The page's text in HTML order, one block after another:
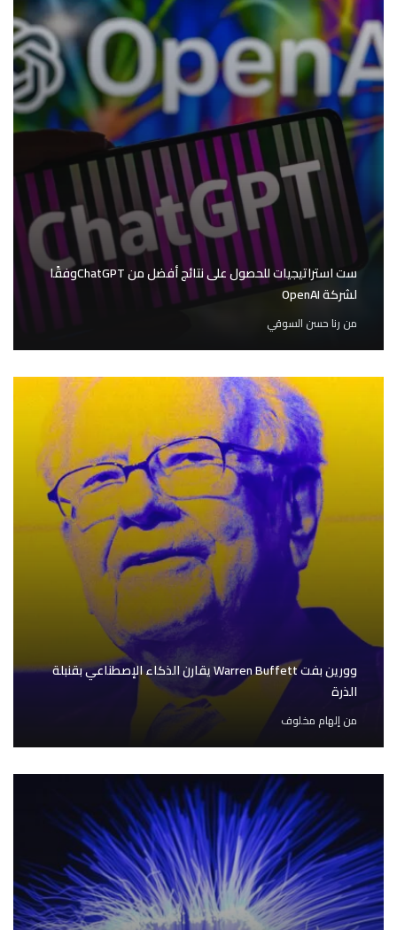
ست استراتيجيات للحصول على نتائج أفضل من ChatGPTوفقًا
لشركة OpenAI
من رنا حسن السوقي
وورين بفت Warren Buffett يقارن الذكاء الإصطناعي بقنبلة
الذرة
منإلهام مخلوف